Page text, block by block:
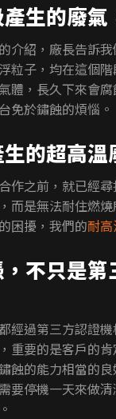
生的廢
介紹，廠長告訴
粒子，均在這個
體，長久下來會
免於鏽蝕的煩惱。
的超高
作之前，就已經
而是無法耐住燃
困擾，我們的耐高
不只是
經過第三方認證
重要的是客戶的
蝕的能力相當的
要停機一天來做